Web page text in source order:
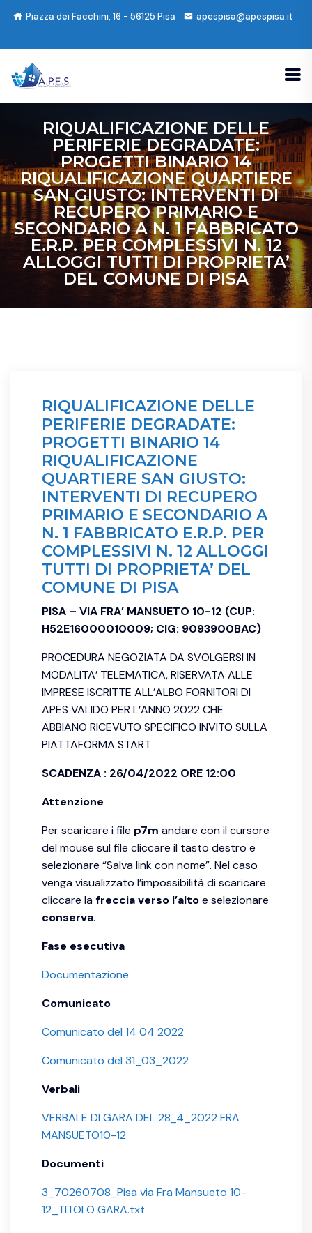
Piazza dei Facchini, 16 - 56125 Pisa apespisa@apespisa.it
RIQUALIFICAZIONE DELLE
PERIFERIE DEGRADATE:
PROGETTI BINARIO 14
RIQUALIFICAZIONE QUARTIERE
SAN GIUSTO: INTERVENTI DI
RECUPERO PRIMARIO E
SECONDARIO A N. 1 FABBRICATO
E.R.P. PER COMPLESSIVI N. 12
ALLOGGI TUTTI DI PROPRIETA’
DEL COMUNE DI PISA
RIQUALIFICAZIONE DELLE
PERIFERIE DEGRADATE:
PROGETTI BINARIO 14
RIQUALIFICAZIONE
QUARTIERE SAN GIUSTO:
INTERVENTI DI RECUPERO
PRIMARIO E SECONDARIO A
N. 1 FABBRICATO E.R.P. PER
COMPLESSIVI N. 12 ALLOGGI
TUTTI DI PROPRIETA’ DEL
COMUNE DI PISA
PISA – VIA FRA’ MANSUETO 10-12 (CUP:
H52E16000010009; CIG: 9093900BAC)
PROCEDURA NEGOZIATA DA SVOLGERSI IN
MODALITA’ TELEMATICA, RISERVATA ALLE
IMPRESE ISCRITTE ALL’ALBO FORNITORI DI
APES VALIDO PER L’ANNO 2022 CHE
ABBIANO RICEVUTO SPECIFICO INVITO SULLA
PIATTAFORMA START
SCADENZA : 26/04/2022 ORE 12:00
Attenzione
Per scaricare i file p7m andare con il cursore
del mouse sul file cliccare il tasto destro e
selezionare “Salva link con nome”. Nel caso
venga visualizzato l’impossibilità di scaricare
cliccare lafreccia verso l’altoe selezionare
conserva.
Fase esecutiva
Documentazione
Comunicato
Comunicato del 14 04 2022
Comunicato del 31_03_2022
Verbali
VERBALE DI GARA DEL 28_4_2022 FRA
MANSUETO10-12
Documenti
3_70260708_Pisa via Fra Mansueto 10-
12_TITOLO GARA.txt